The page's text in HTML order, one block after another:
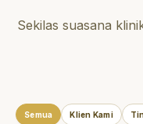
Sekilas suasana
Semua Klien Kami